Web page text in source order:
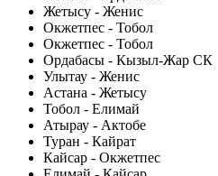
Жетысу - Женис
Окжетпес - Тобол
Окжетпес - Тобол
Ордабасы - Кызыл-Жар СК
Улытау - Женис
Астана - Жетысу
Тобол - Елимай
Атырау - Актобе
Туран - Кайрат
Кайсар - Окжетпес